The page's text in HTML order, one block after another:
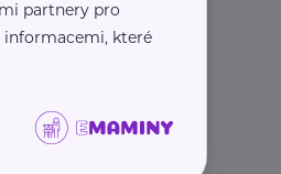
partnery pro
informacemi, které